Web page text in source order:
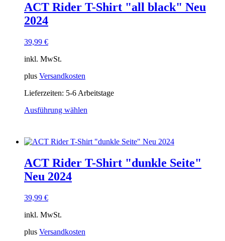
ACT Rider T-Shirt "all black" Neu
2024
39,99 €
inkl. MwSt.
plus Versandkosten
Lieferzeiten: 5-6 Arbeitstage
Ausführung wählen
weist
mehrere
auf.
Die
Optionen
auf
Produktseite
werden
ACT Rider T-Shirt "dunkle Seite"
Neu 2024
39,99 €
inkl. MwSt.
plus Versandkosten